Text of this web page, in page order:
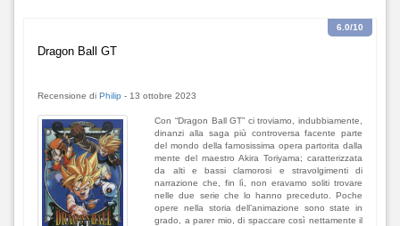
Dragon Ball GT
6.0/10
Recensione di Philip - 13 ottobre 2023
Con “Dragon Ball GT” ci troviamo, indubbiamente,
dinanzi alla saga più controversa facente parte
del mondo della famosissima opera partorita dalla
mente del maestro Akira Toriyama; caratterizzata
da alti e bassi clamorosi e stravolgimenti di
narrazione che, fin lì, non eravamo soliti trovare
nelle due serie che lo hanno preceduto. Poche
opere nella storia dell’animazione sono state in
grado, a parer mio, di spaccare così nettamente il